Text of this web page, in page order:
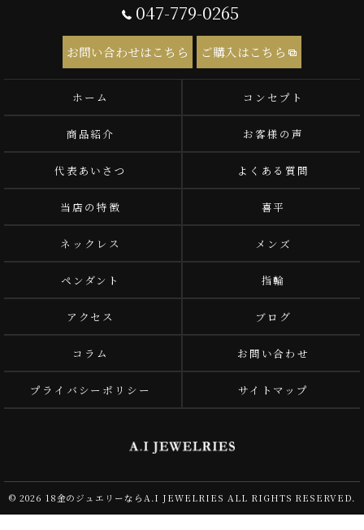
047-779-0265
お問い合わせはこちら ご購入はこちら
ホーム コンセプト
商品紹介 お客様の声
代表あいさつ よくある質問
当店の特徴 喜平
ネックレス メンズ
ペンダント 指輪
アクセス ブログ
コラム お問い合わせ
プライバシーポリシー サイトマップ
© 2026 18金のジュエリーならA.I JEWELRIES ALL RIGHTS RESERVED.